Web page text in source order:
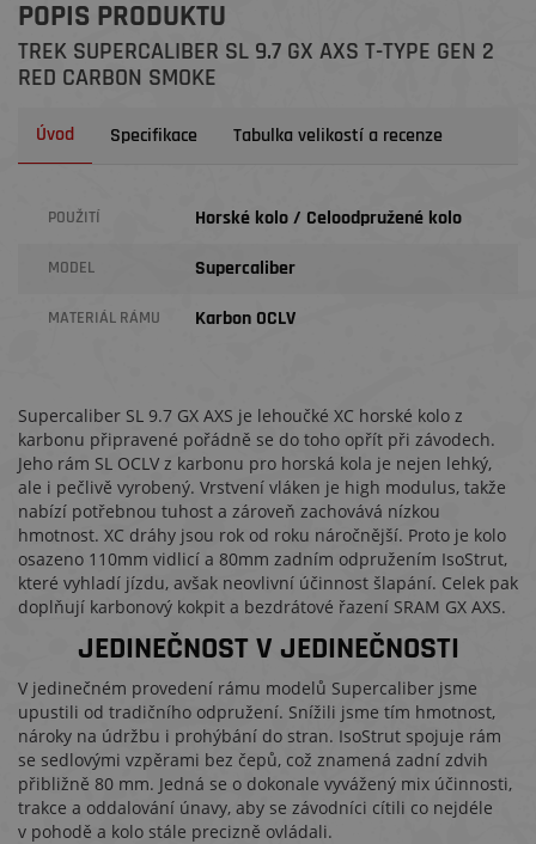
POPIS PRODUKTU
TREK SUPERCALIBER SL 9.7 GX AXS T-TYPE GEN 2
RED CARBON SMOKE
Úvod Specifikace Tabulka velikostí a recenze
POUŽITÍ Horské kolo / Celoodpružené kolo
MODEL Supercaliber
MATERIÁL RÁMU Karbon OCLV
Supercaliber SL 9.7 GX AXS je lehoučké XC horské kolo z
karbonu připravené pořádně se do toho opřít při závodech.
Jeho rám SL OCLV z karbonu pro horská kola je nejen lehký,
ale i pečlivě vyrobený. Vrstvení vláken je high modulus, takže
nabízí potřebnou tuhost a zároveň zachovává nízkou
hmotnost. XC dráhy jsou rok od roku náročnější. Proto je kolo
osazeno 110mm vidlicí a 80mm zadním odpružením IsoStrut,
které vyhladí jízdu, avšak neovlivní účinnost šlapání. Celek pak
doplňují karbonový kokpit a bezdrátové řazení SRAM GX AXS.
JEDINEČNOST V JEDINEČNOSTI
V jedinečném provedení rámu modelů Supercaliber jsme
upustili od tradičního odpružení. Snížili jsme tím hmotnost,
nároky na údržbu i prohýbání do stran. IsoStrut spojuje rám
se sedlovými vzpěrami bez čepů, což znamená zadní zdvih
přibližně 80 mm. Jedná se o dokonale vyvážený mix účinnosti,
trakce a oddalování únavy, aby se závodníci cítili co nejdéle
v pohodě a kolo stále precizně ovládali.